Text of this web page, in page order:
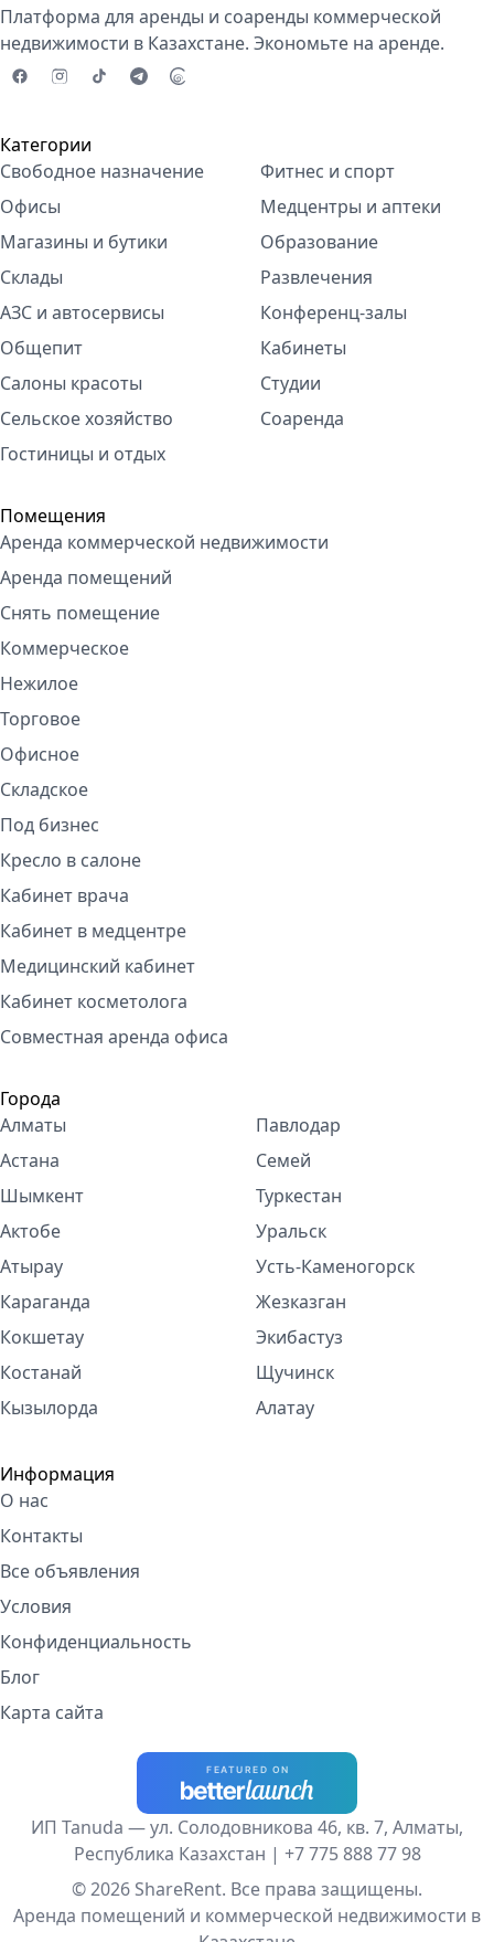
Платформа для аренды и соаренды коммерческой
недвижимости в Казахстане. Экономьте на аренде.
Категории
Свободное назначение
Офисы
Магазины и бутики
Склады
АЗС и автосервисы
Общепит
Салоны красоты
Сельское хозяйство
Гостиницы и отдых
Фитнес и спорт
Медцентры и аптеки
Образование
Развлечения
Конференц-залы
Кабинеты
Студии
Соаренда
Помещения
Аренда коммерческой недвижимости
Аренда помещений
Снять помещение
Коммерческое
Нежилое
Торговое
Офисное
Складское
Под бизнес
Кресло в салоне
Кабинет врача
Кабинет в медцентре
Медицинский кабинет
Кабинет косметолога
Совместная аренда офиса
Города
Алматы
Астана
Шымкент
Актобе
Атырау
Караганда
Кокшетау
Костанай
Кызылорда
Павлодар
Семей
Туркестан
Уральск
Усть-Каменогорск
Жезказган
Экибастуз
Щучинск
Алатау
Информация
О нас
Контакты
Все объявления
Условия
Конфиденциальность
Блог
Карта сайта
ИП Tanuda — ул. Солодовникова 46, кв. 7, Алматы,
Республика Казахстан | +7 775 888 77 98
© 2026 ShareRent. Все права защищены.
Аренда помещений и коммерческой недвижимости в